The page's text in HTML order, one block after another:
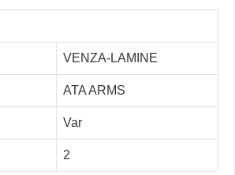
VENZA-LAMINE
ATA ARMS
Var
2